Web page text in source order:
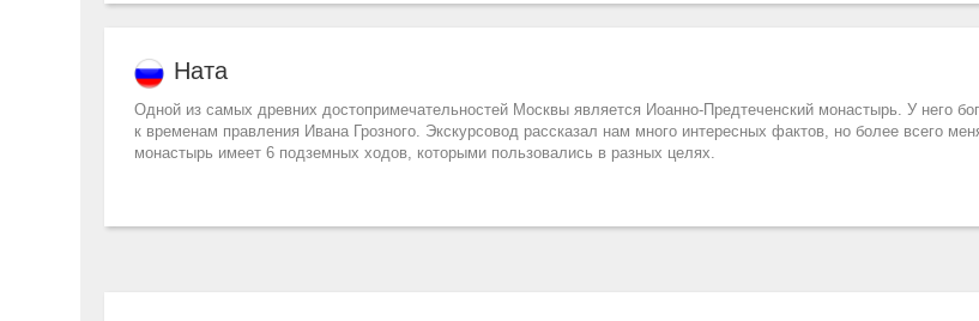
Ната
Одной из самых древних достопримечательностей Москвы является Иоанно-Предтеченский монастырь. У него
к временам правления Ивана Грозного. Экскурсовод рассказал нам много интересных фактов, но более всего
монастырь имеет 6 подземных ходов, которыми пользовались в разных целях.